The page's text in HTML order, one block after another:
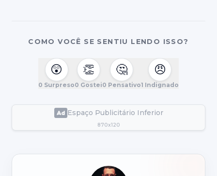
COMO VOCÊ SE SENTIU LENDO ISSO?
😲
0 Surpreso
👏
0 Gostei
🤔
0 Pensativo
😠
1 Indignado
Espaço Publicitário Inferior
870x120